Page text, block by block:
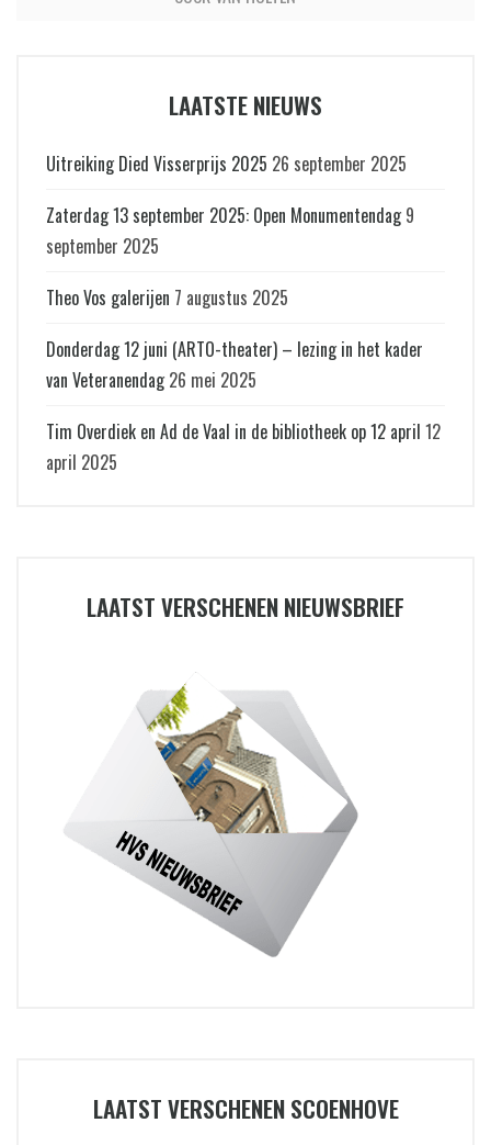
LAATSTE NIEUWS
Uitreiking Died Visserprijs 2025 26 september 2025
Zaterdag 13 september 2025: Open Monumentendag 9
september 2025
Theo Vos galerijen 7 augustus 2025
Donderdag 12 juni (ARTO-theater) – lezing in het kader
van Veteranendag 26 mei 2025
Tim Overdiek en Ad de Vaal in de bibliotheek op 12 april 12
april 2025
LAATST VERSCHENEN NIEUWSBRIEF
LAATST VERSCHENEN SCOENHOVE